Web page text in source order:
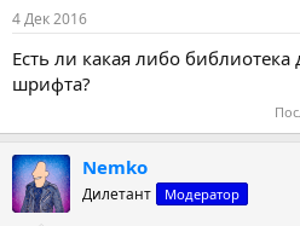
м
а
л
4 Дек 2016
Есть ли какая либо
шрифта?
Nemko
Дилетант Модератор